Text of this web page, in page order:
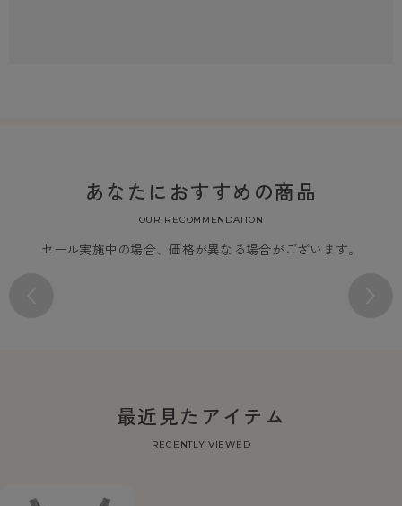
あなたにおすすめの商品
OUR RECOMMENDATION
セール実施中の場合、価格が異なる場合がございます。
最近見たアイテム
RECENTLY VIEWED